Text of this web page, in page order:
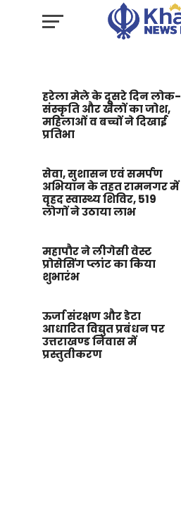
हरेला मेले के दूसरे दिन लोक-
संस्कृति और खेलों का जोश,
महिलाओं व बच्चों ने दिखाई
प्रतिभा
सेवा, सुशासन एवं समर्पण
अभियान के तहत रामनगर में
वृहद स्वास्थ्य शिविर, 519
लोगों ने उठाया लाभ
महापौर ने लीगेसी वेस्ट
प्रोसेसिंग प्लांट का किया
शुभारंभ
ऊर्जा संरक्षण और डेटा
आधारित विद्युत प्रबंधन पर
उत्तराखण्ड निवास में
प्रस्तुतीकरण